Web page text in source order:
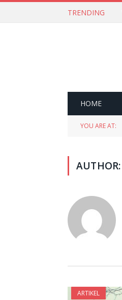
TRENDING
HOME
YOU ARE AT:
AUTHOR:
ARTIKEL